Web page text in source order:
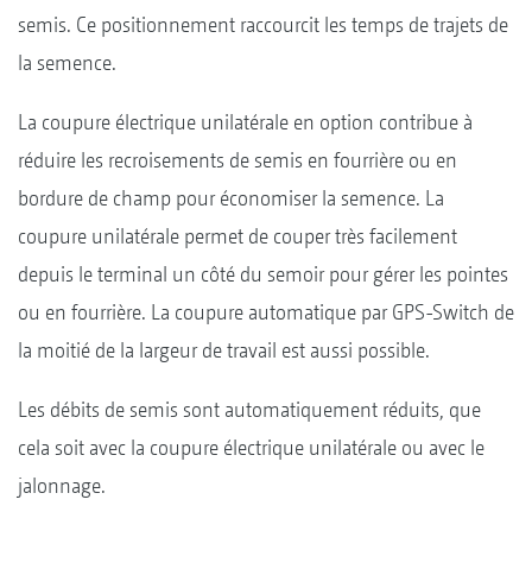
semis. Ce positionnement raccourcit les temps de trajets de
la semence.
La coupure électrique unilatérale en option contribue à
réduire les recroisements de semis en fourrière ou en
bordure de champ pour économiser la semence. La
coupure unilatérale permet de couper très facilement
depuis le terminal un côté du semoir pour gérer les pointes
ou en fourrière. La coupure automatique par GPS-Switch de
la moitié de la largeur de travail est aussi possible.
Les débits de semis sont automatiquement réduits, que
cela soit avec la coupure électrique unilatérale ou avec le
jalonnage.